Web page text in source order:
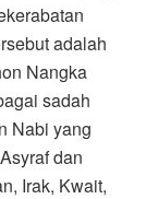
adalah
Nangka
sadah
Nabi yang
dan
Irak, Kwait,